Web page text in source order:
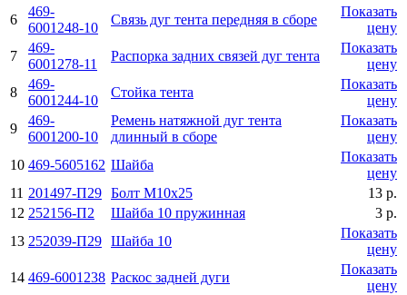
6
469-
6001248-10
Связь дуг тента передняя в сборе
Показать
цену
7
469-
6001278-11
Распорка задних связей дуг тента
Показать
цену
8
469-
6001244-10
Стойка тента
Показать
цену
9
469-
6001200-10
Ремень натяжной дуг тента
длинный в сборе
Показать
цену
10 469-5605162 Шайба
Показать
цену
11 201497-П29 Болт М10х25
13 р.
12 252156-П2 Шайба 10 пружинная
3 р.
13 252039-П29 Шайба 10
Показать
цену
14 469-6001238 Раскос задней дуги
Показать
цену